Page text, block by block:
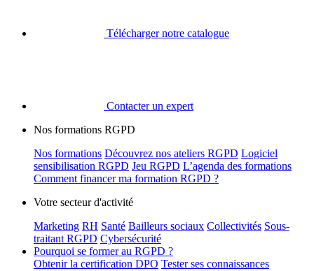
Télécharger notre catalogue
Contacter un expert
Nos formations RGPD
Nos formations Découvrez nos ateliers RGPD Logiciel
sensibilisation RGPD Jeu RGPD L’agenda des formations
Comment financer ma formation RGPD ?
Votre secteur d'activité
Marketing RH Santé Bailleurs sociaux Collectivités Sous-
traitant RGPD Cybersécurité
Pourquoi se former au RGPD ?
Obtenir la certification DPO Tester ses connaissances